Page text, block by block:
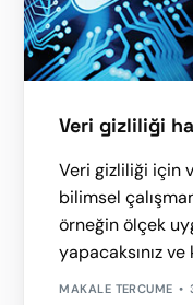
Veri gizliliği
Veri gizliliği için
bilimsel
örneğin ölçek
yapacaksınız ve
MAKALE TERCUME